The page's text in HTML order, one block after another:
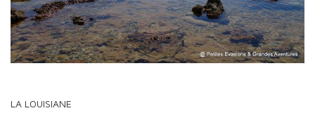
LA LOUISIANE